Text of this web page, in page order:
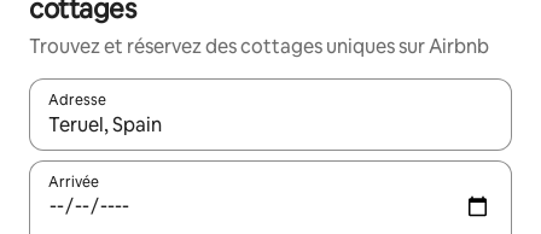
cottages
Trouvez et réservez des cottages uniques sur Airbnb
Adresse
Lorsque les résultats s'affichent, utilisez les flèches vers le
Arrivée